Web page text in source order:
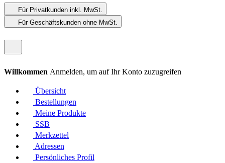
Für Privatkunden inkl. MwSt.
Für Geschäftskunden ohne MwSt.
Willkommen Anmelden, um auf Ihr Konto zuzugreifen
Übersicht
Bestellungen
Meine Produkte
SSB
Merkzettel
Adressen
Persönliches Profil